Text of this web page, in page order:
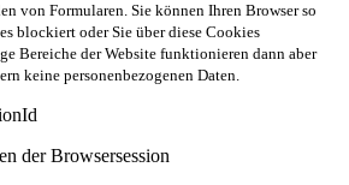
von Formularen. Sie können Ihren Browser so
blockiert oder Sie über diese Cookies
Bereiche der Website funktionieren dann aber
keine personenbezogenen Daten.
der Browsersession